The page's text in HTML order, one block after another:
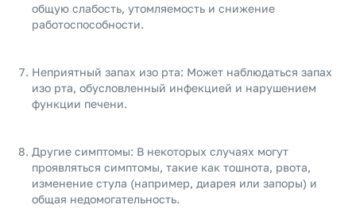
общую слабость, утомляемость и снижение
работоспособности.
Неприятный запах изо рта: Может наблюдаться запах
изо рта, обусловленный инфекцией и нарушением
функции печени.
Другие симптомы: В некоторых случаях могут
проявляться симптомы, такие как тошнота, рвота,
изменение стула (например, диарея или запоры) и
общая недомогательность.